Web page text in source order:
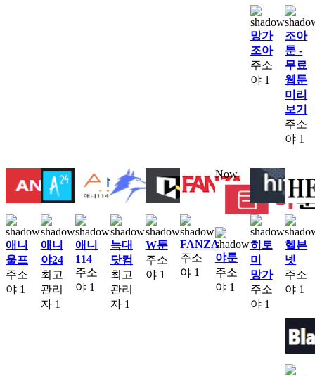
망가
조아
주소
야 1
조아
툰 -
무료
웹툰
미리
보기
주소
야 1
애니
울프
주소
야 1
애니
야24
최고
관리
자 1
애니
114
주소
야 1
늑대
닷컴
최고
관리
자 1
W툰
주소
야 1
FANZA
주소
야 1
Now
야툰
주소
야 1
히토
미
망가
주소
야 1
헬븐
넷
주소
야 1